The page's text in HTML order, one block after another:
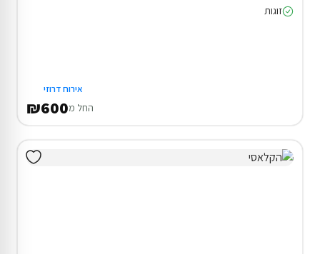
זוגות
אירוח דרוזי
החל מ₪600